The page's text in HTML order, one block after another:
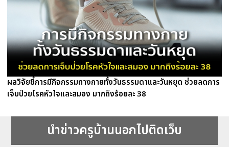
ผลวิจัยชี้การมีกิจกรรมทางกายทั้งวันธรรมดาและวันหยุด ช่วยลดการ
เจ็บป่วยโรคหัวใจและสมอง มากถึงร้อยละ 38
นำข่าวครูบ้านนอกไปติดเว็บ